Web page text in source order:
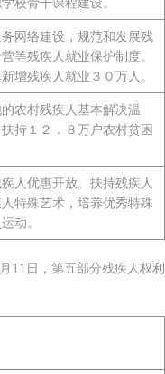
网络建设，规范和发展残
等残疾人就业保护制度。
增残疾人就业３０万人。
农村残疾人基本解决温
持１２．８万户农村贫困
人优惠开放。扶持残疾人
特殊艺术，培养优秀特殊
动。
11日，第五部分残疾人权利